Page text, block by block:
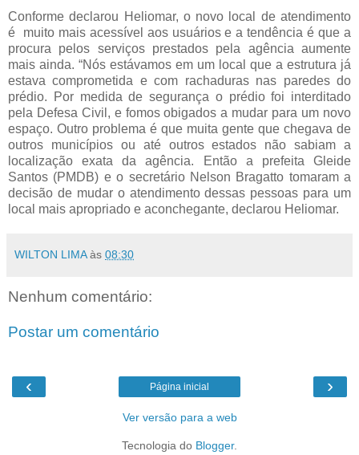
Conforme declarou Heliomar, o novo local de atendimento
é muito mais acessível aos usuários e a tendência é que a
procura pelos serviços prestados pela agência aumente
mais ainda. “Nós estávamos em um local que a estrutura já
estava comprometida e com rachaduras nas paredes do
prédio. Por medida de segurança o prédio foi interditado
pela Defesa Civil, e fomos obigados a mudar para um novo
espaço. Outro problema é que muita gente que chegava de
outros municípios ou até outros estados não sabiam a
localização exata da agência. Então a prefeita Gleide
Santos (PMDB) e o secretário Nelson Bragatto tomaram a
decisão de mudar o atendimento dessas pessoas para um
local mais apropriado e aconchegante, declarou Heliomar.
WILTON LIMA às 08:30
Nenhum comentário:
Postar um comentário
‹ ›
Página inicial
Ver versão para a web
Tecnologia do Blogger.